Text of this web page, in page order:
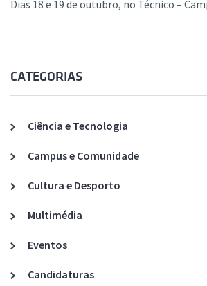
Dias 18 e 19 de outubro, no Técnico –
CATEGORIAS
Ciência e Tecnologia
Campus e Comunidade
Cultura e Desporto
Multimédia
Eventos
Candidaturas